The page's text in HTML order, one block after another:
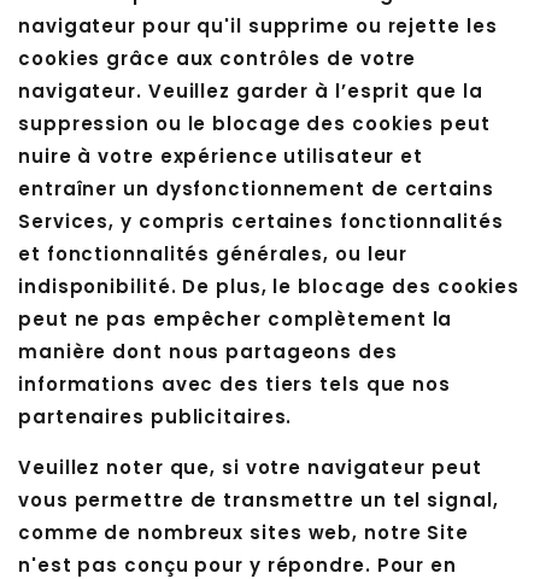
navigateur pour qu'il supprime ou rejette les
cookies grâce aux contrôles de votre
navigateur. Veuillez garder à l’esprit que la
suppression ou le blocage des cookies peut
nuire à votre expérience utilisateur et
entraîner un dysfonctionnement de certains
Services, y compris certaines fonctionnalités
et fonctionnalités générales, ou leur
indisponibilité. De plus, le blocage des cookies
peut ne pas empêcher complètement la
manière dont nous partageons des
informations avec des tiers tels que nos
partenaires publicitaires.
Veuillez noter que, si votre navigateur peut
vous permettre de transmettre un tel signal,
comme de nombreux sites web, notre Site
n'est pas conçu pour y répondre. Pour en